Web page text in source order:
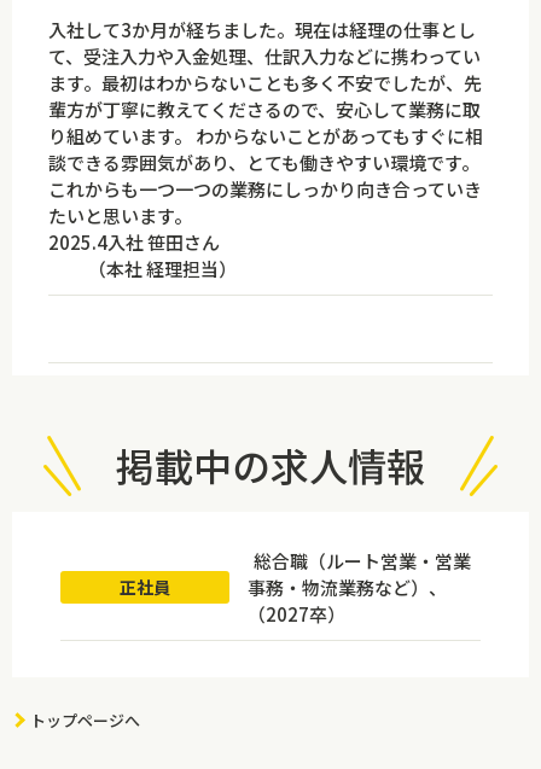
入社して3か月が経ちました。現在は経理の仕事とし
て、受注入力や入金処理、仕訳入力などに携わってい
ます。最初はわからないことも多く不安でしたが、先
輩方が丁寧に教えてくださるので、安心して業務に取
り組めています。 わからないことがあってもすぐに相
談できる雰囲気があり、とても働きやすい環境です。
これからも一つ一つの業務にしっかり向き合っていき
たいと思います。
2025.4入社 笹田さん
（本社 経理担当）
掲載中の求人情報
正社員
総合職（ルート営業・営業
事務・物流業務など）、
（2027卒）
トップページへ